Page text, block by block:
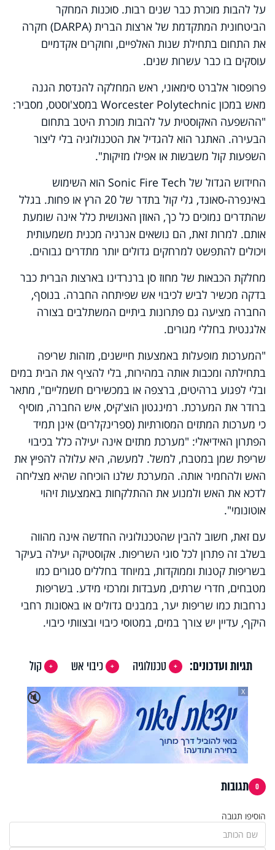
על להבות מוכרת כבר שנים רבות. סוכנות המחקר
הביטחונית המתקדמת של ארצות הברית (DARPA) חקרה
את התחום בתחילת שנות האלפיים, וחוקרים אקדמיים
עוסקים בו כבר עשרות שנים.
פרופסור אלברט סימאוני, ראש המחלקה להנדסת הגנה
מאש במכון Worcester Polytechnic במסצ'וסטס, מסביר:
"ההשפעה האקוסטית על להבות מוכרת היטב בתחום
הבעירה. האתגר הוא להגדיל את הטכנולוגיה בלי ליצור
השפעות קול משבשות או אפילו מזיקות".
החידוש הגדול של Sonic Fire Tech הוא השימוש
באינפרה-סאונד, גלי קול בתדר של 20 הרץ או פחות. בגלל
שהתדרים נמוכים כל כך, האוזן האנושית כלל אינה שומעת
אותם. למרות זאת, הם נושאים אנרגיה מכנית משמעותית
ויכולים להתפשט למרחקים גדולים יותר מתדרים גבוהים.
מחלקת הכבאות של מחוז סן ברנרדינו בארצות הברית כבר
בדקה מכשיר לביש לכיבוי אש שפיתחה החברה. בנוסף,
החברה מציעה גם פתרונות ביתיים המשתלבים בצורה
אלגנטית בחללי מגורים.
"המערכות מופעלות באמצעות חיישנים, מזהות שריפה
בתחילתה ומכבות אותה במהירות, בלי להציף את הבית במים
ובלי לפגוע ברהיטים, ברצפה או במכשירים חשמליים", מתאר
ברודר את המערכת. רמינגטון הוצ'קיס, איש החברה, מוסיף
כי מערכות המתזים המסורתיות (ספרינקלרים) אינן תמיד
הפתרון האידיאלי: "מערכת מתזים אינה יעילה כלל בכיבוי
שריפת שמן במטבח, למשל. למעשה, היא עלולה להפיץ את
האש ולהחמיר אותה. המערכת שלנו הוכיחה שהיא מצליחה
לדכא את האש ולמנוע את ההתלקחות באמצעות זיהוי
אוטונומי".
עם זאת, חשוב להבין שהטכנולוגיה החדשה אינה מהווה
בשלב זה פתרון לכל סוגי השריפות. אקוסטיקה יעילה בעיקר
בשריפות קטנות וממוקדות, במיוחד בחללים סגורים כמו
מטבחים, חדרי שרתים, מעבדות ומרכזי מידע. בשריפות
נרחבות כמו שריפות יער, במבנים גדולים או באסונות רחבי
היקף, עדיין יש צורך במים, במטוסי כיבוי ובצוותי כיבוי.
תגיות ועדכונים: טכנולוגיה כיבוי אש
קול
🔇
X
0 תגובות
הוסיפו תגובה